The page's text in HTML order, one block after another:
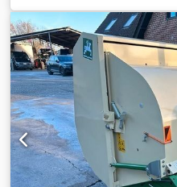
750 - Komplektcena: par 3
Csdeb A E Ufspfx Al Njrf